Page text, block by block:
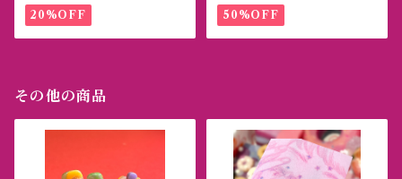
20%OFF 50%OFF
その他の商品